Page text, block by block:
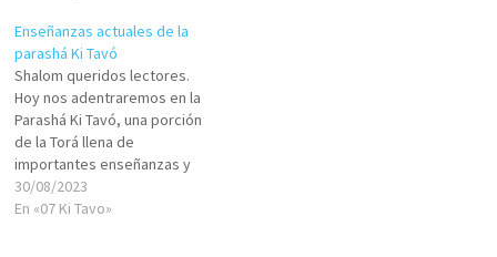
mision.Ahora dejenme hablar
acerca de un concepto
importante de nuestro Yom
Tov. Cual es uno de los…
Enseñanzas actuales de la
parashá Ki Tavó
Shalom queridos lectores.
Hoy nos adentraremos en la
Parashá Ki Tavó, una porción
de la Torá llena de
importantes enseñanzas y
mandamientos. Ki Tavó
significa "cuando entres" y
30/08/2023
En «07 Ki Tavo»